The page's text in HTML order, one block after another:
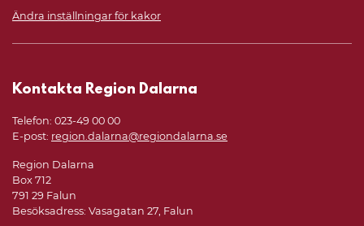
Ändra inställningar för kakor
Kontakta Region Dalarna
Telefon: 023-49 00 00
E-post: region.dalarna@regiondalarna.se
Region Dalarna
Box 712
791 29 Falun
Besöksadress: Vasagatan 27, Falun